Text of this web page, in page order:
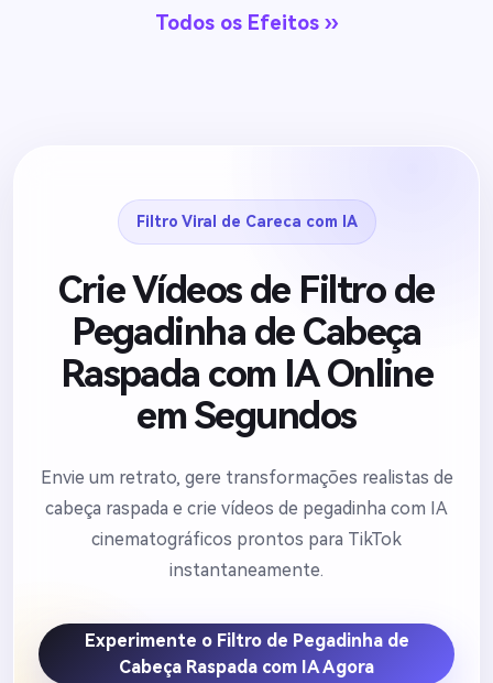
Todos os Efeitos ››
Filtro Viral de Careca com IA
Crie Vídeos de Filtro de
Pegadinha de Cabeça
Raspada com IA Online
em Segundos
Envie um retrato, gere transformações realistas de
cabeça raspada e crie vídeos de pegadinha com IA
cinematográficos prontos para TikTok
instantaneamente.
Experimente o Filtro de Pegadinha de
Cabeça Raspada com IA Agora